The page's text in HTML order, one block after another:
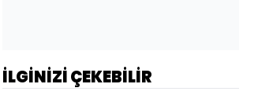
İLGİNİZİ ÇEKEBİLİR